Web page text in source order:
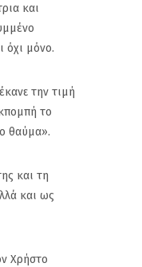
και
όχι μόνο.
την τιμή
το
θαύμα».
και τη
και ως
Χρήστο